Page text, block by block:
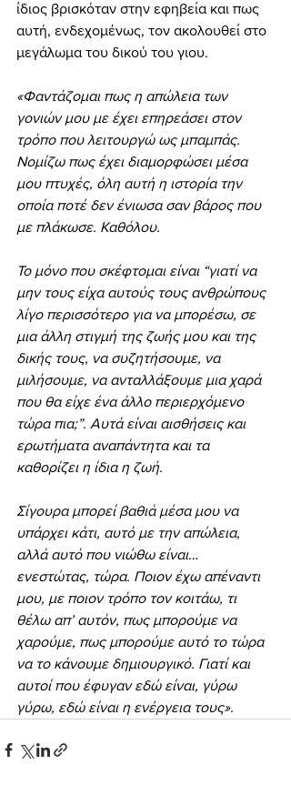
ίδιος βρισκόταν στην εφηβεία και πως
αυτή, ενδεχομένως, τον ακολουθεί στο
μεγάλωμα του δικού του γιου.
«Φαντάζομαι πως η απώλεια των
γονιών μου με έχει επηρεάσει στον
τρόπο που λειτουργώ ως μπαμπάς.
Νομίζω πως έχει διαμορφώσει μέσα
μου πτυχές, όλη αυτή η ιστορία την
οποία ποτέ δεν ένιωσα σαν βάρος που
με πλάκωσε. Καθόλου.
Το μόνο που σκέφτομαι είναι “γιατί να
μην τους είχα αυτούς τους ανθρώπους
λίγο περισσότερο για να μπορέσω, σε
μια άλλη στιγμή της ζωής μου και της
δικής τους, να συζητήσουμε, να
μιλήσουμε, να ανταλλάξουμε μια χαρά
που θα είχε ένα άλλο περιερχόμενο
τώρα πια;”. Αυτά είναι αισθήσεις και
ερωτήματα αναπάντητα και τα
καθορίζει η ίδια η ζωή.
Σίγουρα μπορεί βαθιά μέσα μου να
υπάρχει κάτι, αυτό με την απώλεια,
αλλά αυτό που νιώθω είναι…
ενεστώτας, τώρα. Ποιον έχω απέναντι
μου, με ποιον τρόπο τον κοιτάω, τι
θέλω απ’ αυτόν, πως μπορούμε να
χαρούμε, πως μπορούμε αυτό το τώρα
να το κάνουμε δημιουργικό. Γιατί και
αυτοί που έφυγαν εδώ είναι, γύρω
γύρω, εδώ είναι η ενέργεια τους».